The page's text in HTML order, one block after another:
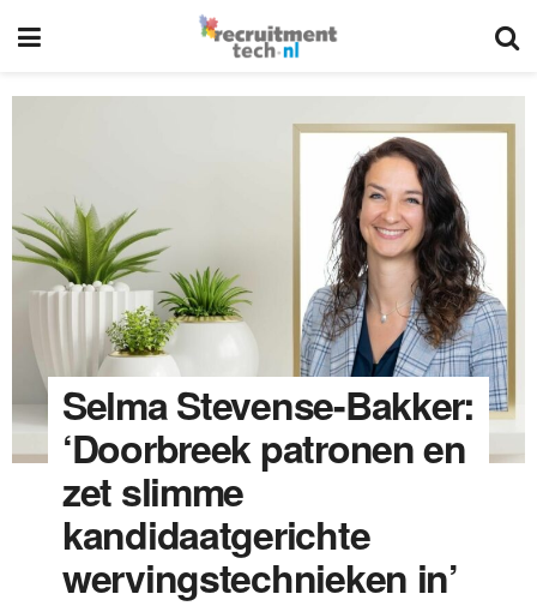
Selma Stevense-Bakker:
‘Doorbreek patronen en
zet slimme
kandidaatgerichte
wervingstechnieken in’